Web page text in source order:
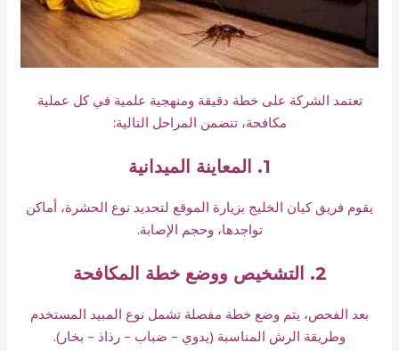
تعتمد الشركة على خطة دقيقة ومنهجية علمية في كل عملية
مكافحة، تتضمن المراحل التالية:
1. المعاينة الميدانية
يقوم فريق كيان الخليج بزيارة الموقع لتحديد نوع الحشرة، أماكن
تواجدها، وحجم الإصابة.
2. التشخيص ووضع خطة المكافحة
بعد الفحص، يتم وضع خطة مفصلة تشمل نوع المبيد المستخدم
وطريقة الرش المناسبة (يدوي – ضباب – رذاذ – بخار).